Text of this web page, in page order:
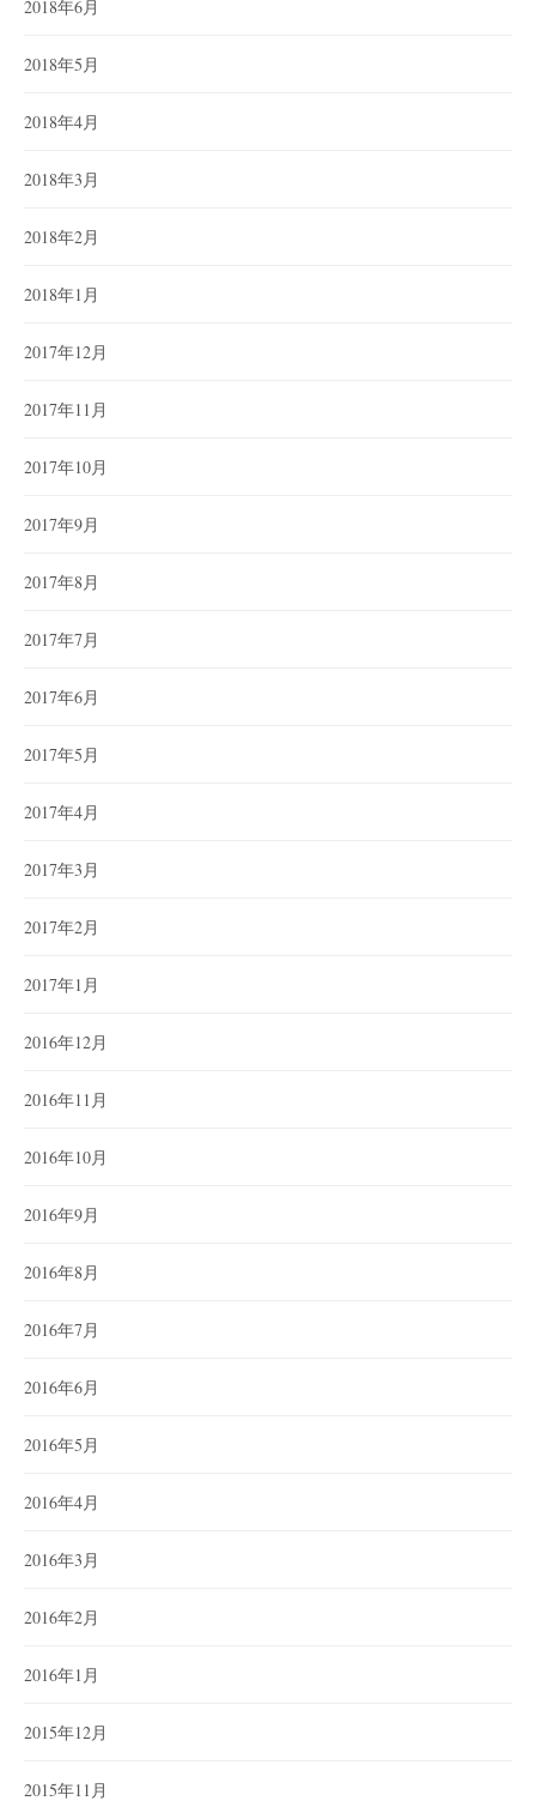
2018年6月
2018年5月
2018年4月
2018年3月
2018年2月
2018年1月
2017年12月
2017年11月
2017年10月
2017年9月
2017年8月
2017年7月
2017年6月
2017年5月
2017年4月
2017年3月
2017年2月
2017年1月
2016年12月
2016年11月
2016年10月
2016年9月
2016年8月
2016年7月
2016年6月
2016年5月
2016年4月
2016年3月
2016年2月
2016年1月
2015年12月
2015年11月